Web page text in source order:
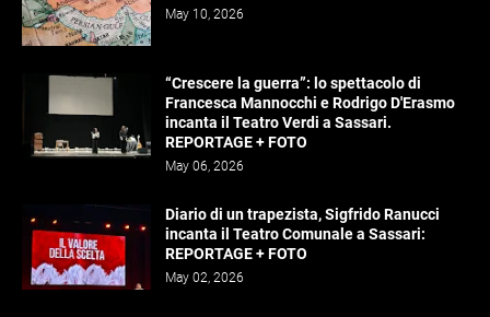
May 10, 2026
“Crescere la guerra”: lo spettacolo di
Francesca Mannocchi e Rodrigo D'Erasmo
incanta il Teatro Verdi a Sassari.
REPORTAGE + FOTO
May 06, 2026
Diario di un trapezista, Sigfrido Ranucci
incanta il Teatro Comunale a Sassari:
REPORTAGE + FOTO
May 02, 2026